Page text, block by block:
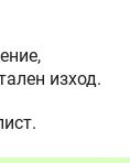
изход.